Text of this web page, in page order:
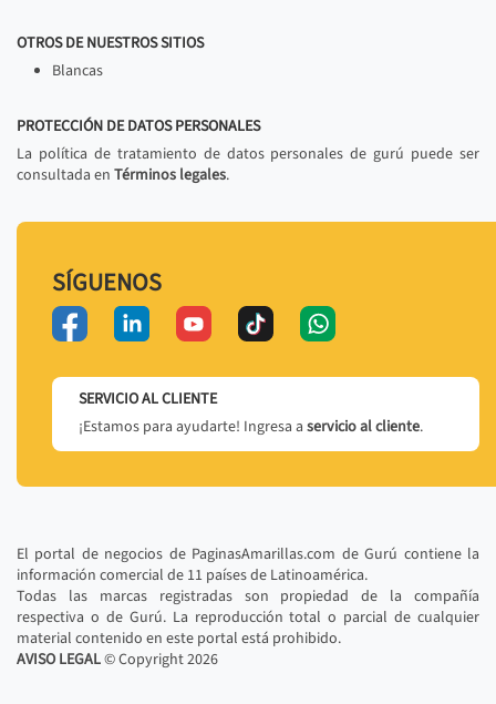
OTROS DE NUESTROS SITIOS
Blancas
PROTECCIÓN DE DATOS PERSONALES
La política de tratamiento de datos personales de gurú puede ser
consultada en Términos legales.
SÍGUENOS
SERVICIO AL CLIENTE
¡Estamos para ayudarte! Ingresa a servicio al cliente.
El portal de negocios de PaginasAmarillas.com de Gurú contiene la
información comercial de 11 países de Latinoamérica.
Todas las marcas registradas son propiedad de la compañía
respectiva o de Gurú. La reproducción total o parcial de cualquier
material contenido en este portal está prohibido.
AVISO LEGAL© Copyright2026